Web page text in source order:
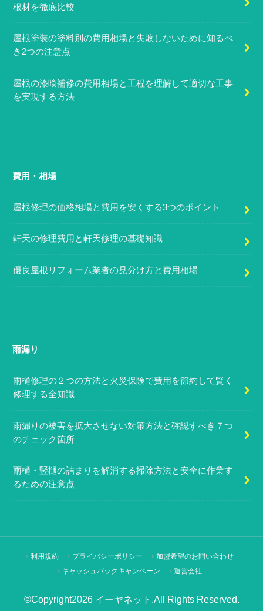
根材を徹底比較
屋根塗装の塗料別の費用相場と失敗しないために知るべ
き2つの注意点
屋根の漆喰補修の費用相場と工程を理解して適切な工事
を実現する方法
費用・相場
屋根修理の価格相場と費用を安くする3つのポイント
軒天の修理費用と軒天修理の基礎知識
優良屋根リフォーム業者の見分け方と費用相場
雨漏り
雨樋修理の２つの方法と火災保険で費用を節約して賢く
修理する全知識
雨漏りの被害を拡大させない対策方法と確認すべき７つ
のチェック箇所
雨樋・竪樋の詰まりを解消する掃除方法と安全に作業す
るための注意点
利用規約 プライバシーポリシー 加盟希望のお問い合わせ
キャッシュバックキャンペーン 運営会社
©Copyright2026 イーヤネット .All Rights Reserved.